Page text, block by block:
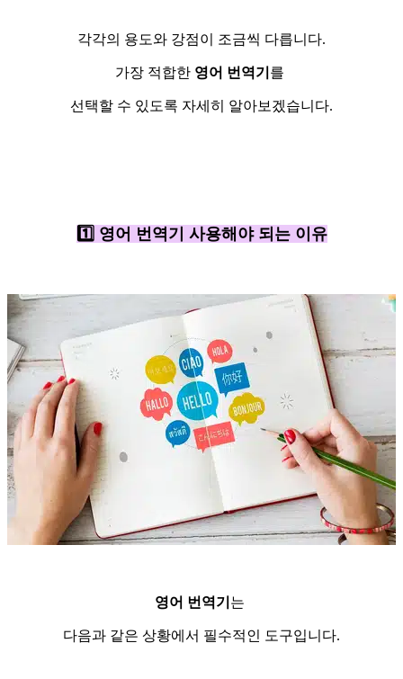
각각의 용도와 강점이 조금씩 다릅니다.
가장 적합한 영어 번역기 를
선택할 수 있도록 자세히 알아보겠습니다.
1️⃣ 영어 번역기 사용해야 되는 이유
영어 번역기 는
다음과 같은 상황에서 필수적인 도구입니다.